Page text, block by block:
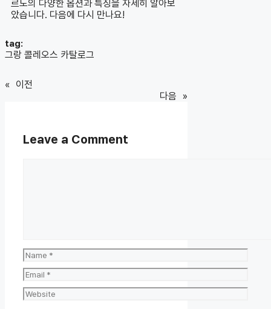
르노의 다양한 옵션과 특징을 자세히 알아보
았습니다. 다음에 다시 만나요!
tag:
그랑 콜레오스 카탈로그
« 이전
다음 »
Leave a Comment
Name
Email
Website